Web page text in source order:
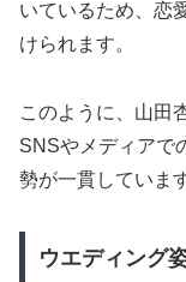
いているため、恋
けられます。
このように、山田
SNSやメディアで
勢が一貫していま
ウエディング